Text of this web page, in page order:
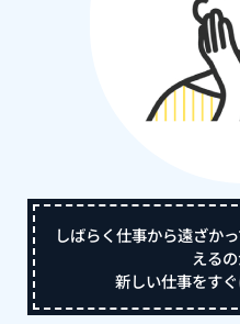
しばらく仕事から遠ざか
えるの
新しい仕事をす